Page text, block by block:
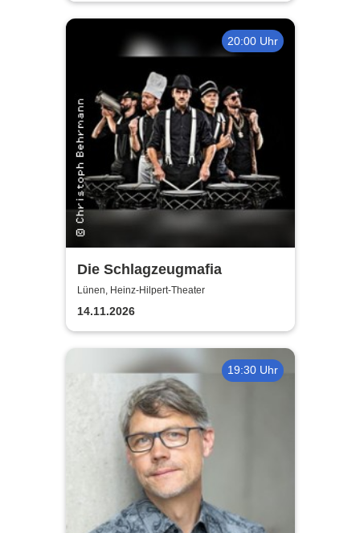
20:00 Uhr
Die Schlagzeugmafia
Lünen, Heinz-Hilpert-Theater
14.11.2026
19:30 Uhr